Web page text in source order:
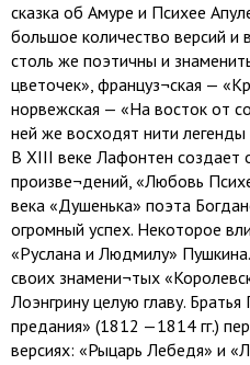
сказка об Амуре и Психее
большое количество версий и
столь же поэтичны и
цветочек», француз¬ская —
норвежская — «На восток от
ней же восходят нити легенды
В XIII веке Лафонтен создает
произве¬дений, «Любовь
века «Душенька» поэта
огромный успех. Некоторое
«Руслана и Людмилу»
своих знамени¬тых
Лоэнгрину целую главу.
предания» (1812 —1814 гг.)
версиях: «Рыцарь Лебедя» и